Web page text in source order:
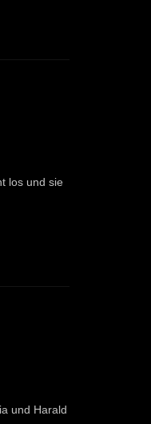
los und sie
und Harald